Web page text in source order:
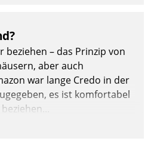
beziehen – das Prinzip von
aber auch
war lange Credo in der
es ist komfortabel